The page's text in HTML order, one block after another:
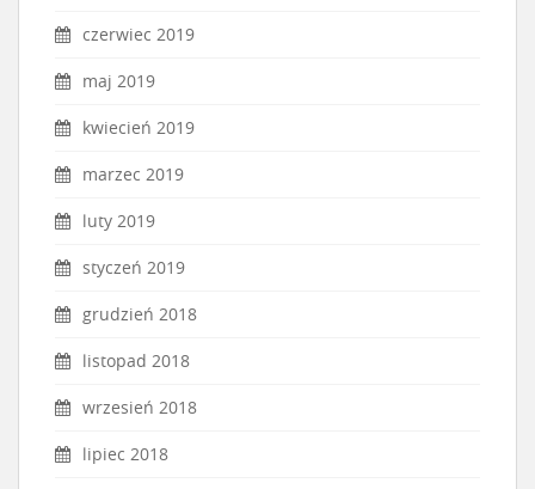
czerwiec 2019
maj 2019
kwiecień 2019
marzec 2019
luty 2019
styczeń 2019
grudzień 2018
listopad 2018
wrzesień 2018
lipiec 2018